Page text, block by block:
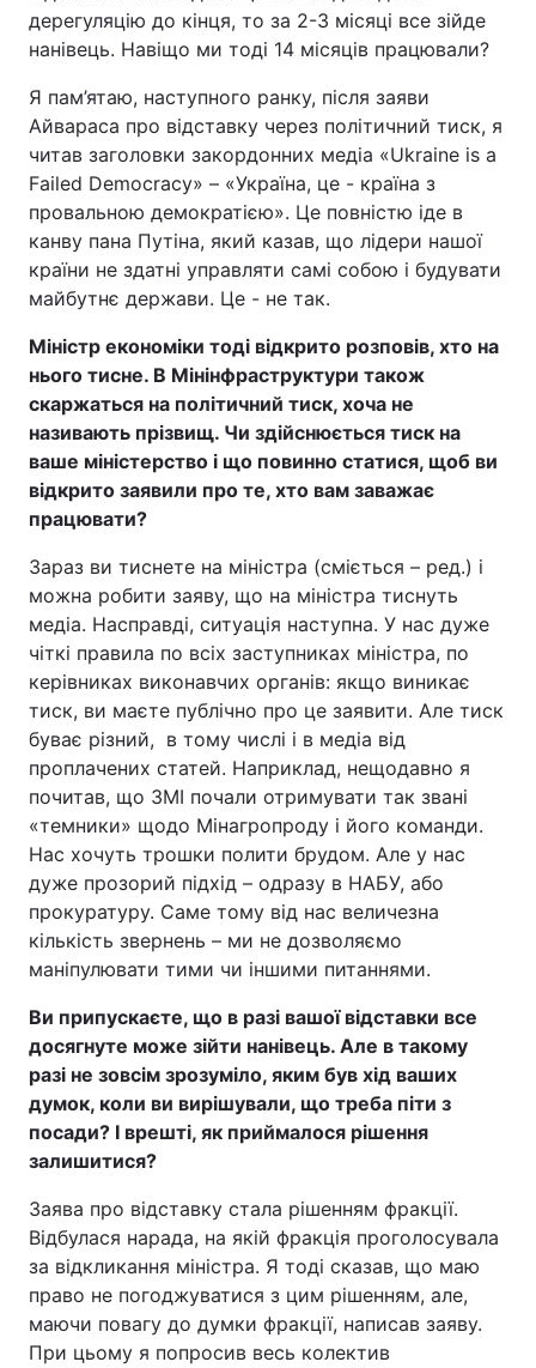
дерегуляцію до кінця, то за 2-3 місяці все зійде
нанівець. Навіщо ми тоді 14 місяців працювали?
Я пам’ятаю, наступного ранку, після заяви
Айвараса про відставку через політичний тиск, я
читав заголовки закордонних медіа «Ukraine is a
Failed Democracy» – «Україна, це - країна з
провальною демократією». Це повністю іде в
канву пана Путіна, який казав, що лідери нашої
країни не здатні управляти самі собою і будувати
майбутнє держави. Це - не так.
Міністр економіки тоді відкрито розповів, хто на
нього тисне. В Мінінфраструктури також
скаржаться на політичний тиск, хоча не
називають прізвищ. Чи здійснюється тиск на
ваше міністерство і що повинно статися, щоб ви
відкрито заявили про те, хто вам заважає
працювати?
Зараз ви тиснете на міністра (сміється – ред.) і
можна робити заяву, що на міністра тиснуть
медіа. Насправді, ситуація наступна. У нас дуже
чіткі правила по всіх заступниках міністра, по
керівниках виконавчих органів: якщо виникає
тиск, ви маєте публічно про це заявити. Але тиск
буває різний, в тому числі і в медіа від
проплачених статей. Наприклад, нещодавно я
почитав, що ЗМІ почали отримувати так звані
«темники» щодо Мінагропроду і його команди.
Нас хочуть трошки полити брудом. Але у нас
дуже прозорий підхід – одразу в НАБУ, або
прокуратуру. Саме тому від нас величезна
кількість звернень – ми не дозволяємо
маніпулювати тими чи іншими питаннями.
Ви припускаєте, що в разі вашої відставки все
досягнуте може зійти нанівець. Але в такому
разі не зовсім зрозуміло, яким був хід ваших
думок, коли ви вирішували, що треба піти з
посади? І врешті, як приймалося рішення
залишитися?
Заява про відставку стала рішенням фракції.
Відбулася нарада, на якій фракція проголосувала
за відкликання міністра. Я тоді сказав, що маю
право не погоджуватися з цим рішенням, але,
маючи повагу до думки фракції, написав заяву.
При цьому я попросив весь колектив